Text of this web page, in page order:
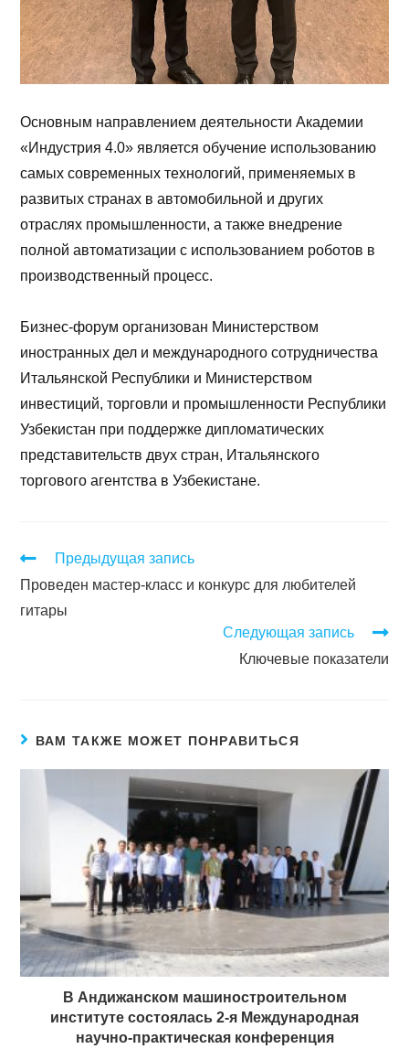
Основным направлением деятельности Академии
«Индустрия 4.0» является обучение использованию
самых современных технологий, применяемых в
развитых странах в автомобильной и других
отраслях промышленности, а также внедрение
полной автоматизации с использованием роботов в
производственный процесс.
Бизнес-форум организован Министерством
иностранных дел и международного сотрудничества
Итальянской Республики и Министерством
инвестиций, торговли и промышленности Республики
Узбекистан при поддержке дипломатических
представительств двух стран, Итальянского
торгового агентства в Узбекистане.
Предыдущая запись
Проведен мастер-класс и конкурс для любителей
гитары
Следующая запись
Ключевые показатели
ВАМ ТАКЖЕ МОЖЕТ ПОНРАВИТЬСЯ
В Андижанском машиностроительном
институте состоялась 2-я Международная
научно-практическая конференция